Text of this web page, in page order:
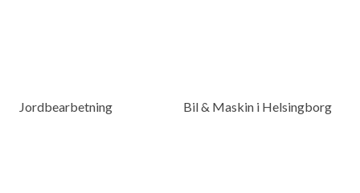
Jordbearbetning Bil & Maskin i Helsingborg